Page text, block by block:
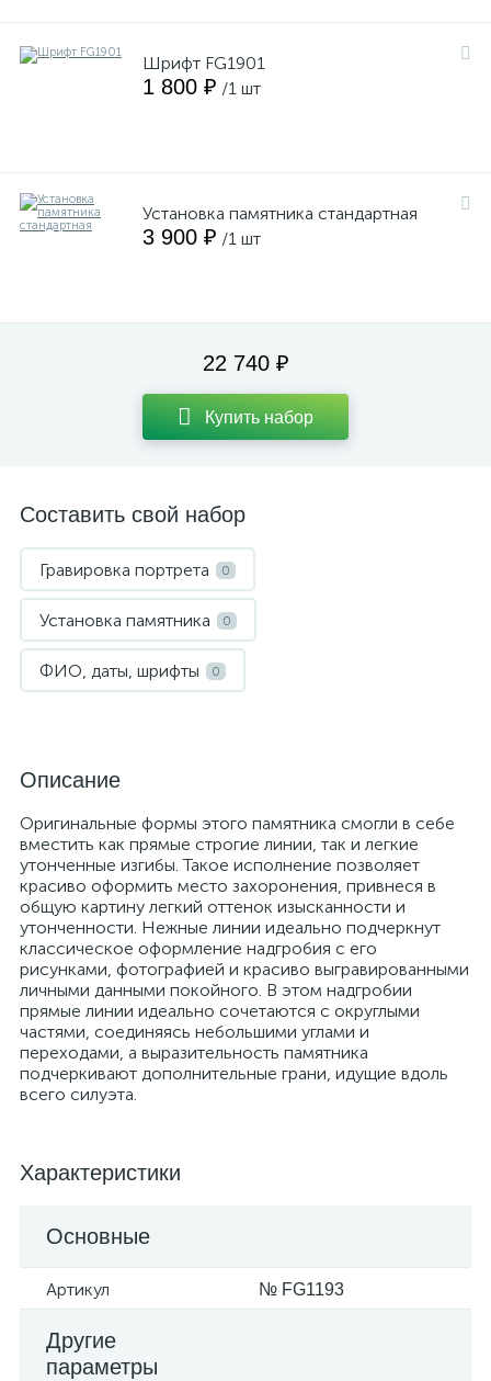
Шрифт FG1901
1 800 ₽ /1 шт
Установка памятника стандартная
3 900 ₽ /1 шт
22 740 ₽
Купить набор
Составить свой набор
Гравировка портрета 0
Установка памятника 0
ФИО, даты, шрифты 0
Описание
Оригинальные формы этого памятника смогли в себе
вместить как прямые строгие линии, так и легкие
утонченные изгибы. Такое исполнение позволяет
красиво оформить место захоронения, привнеся в
общую картину легкий оттенок изысканности и
утонченности. Нежные линии идеально подчеркнут
классическое оформление надгробия с его
рисунками, фотографией и красиво выгравированными
личными данными покойного. В этом надгробии
прямые линии идеально сочетаются с округлыми
частями, соединяясь небольшими углами и
переходами, а выразительность памятника
подчеркивают дополнительные грани, идущие вдоль
всего силуэта.
Характеристики
Основные
Артикул № FG1193
Другие
параметры